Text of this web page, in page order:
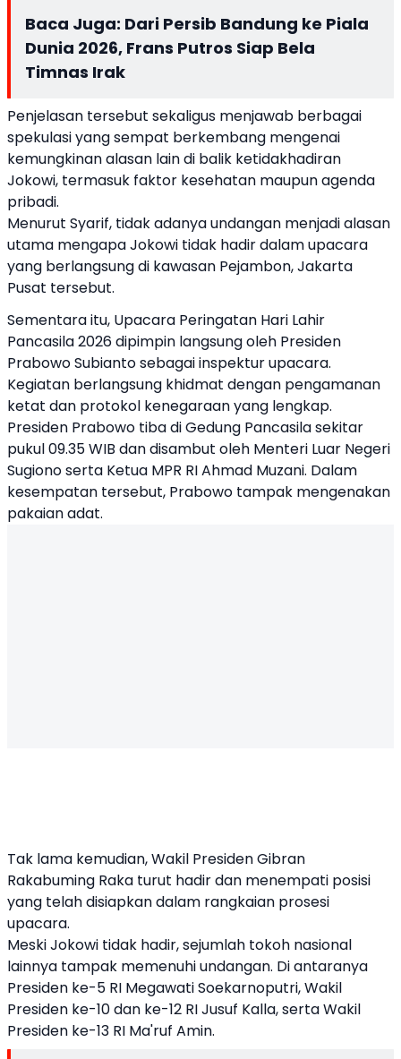
Baca Juga: Dari Persib Bandung ke Piala
Dunia 2026, Frans Putros Siap Bela
Timnas Irak
Penjelasan tersebut sekaligus menjawab berbagai
spekulasi yang sempat berkembang mengenai
kemungkinan alasan lain di balik ketidakhadiran
Jokowi, termasuk faktor kesehatan maupun agenda
pribadi.
Menurut Syarif, tidak adanya undangan menjadi alasan
utama mengapa Jokowi tidak hadir dalam upacara
yang berlangsung di kawasan Pejambon, Jakarta
Pusat tersebut.
Sementara itu, Upacara Peringatan Hari Lahir
Pancasila 2026 dipimpin langsung oleh Presiden
Prabowo Subianto sebagai inspektur upacara.
Kegiatan berlangsung khidmat dengan pengamanan
ketat dan protokol kenegaraan yang lengkap.
Presiden Prabowo tiba di Gedung Pancasila sekitar
pukul 09.35 WIB dan disambut oleh Menteri Luar Negeri
Sugiono serta Ketua MPR RI Ahmad Muzani. Dalam
kesempatan tersebut, Prabowo tampak mengenakan
pakaian adat.
Tak lama kemudian, Wakil Presiden Gibran
Rakabuming Raka turut hadir dan menempati posisi
yang telah disiapkan dalam rangkaian prosesi
upacara.
Meski Jokowi tidak hadir, sejumlah tokoh nasional
lainnya tampak memenuhi undangan. Di antaranya
Presiden ke-5 RI Megawati Soekarnoputri, Wakil
Presiden ke-10 dan ke-12 RI Jusuf Kalla, serta Wakil
Presiden ke-13 RI Ma'ruf Amin.